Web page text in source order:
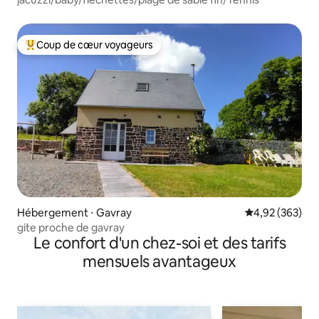
Coups de cœur voyageurs les plus appréciés
Coup de cœur voyageurs
Hébergement ⋅ Gavray Évaluation
4,92 (363)
gite proche de gavray
Le confort d'un chez-soi et des tarifs
mensuels avantageux